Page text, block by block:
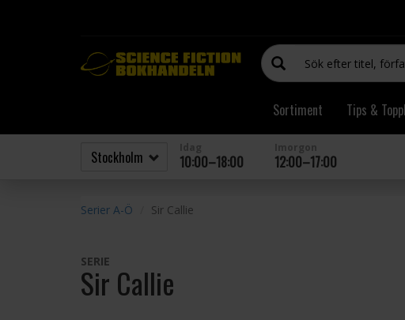
Sortiment Tips &
10:00–18:00 12:00–17:00
Serier A-Ö Sir Callie
SERIE
Sir Callie